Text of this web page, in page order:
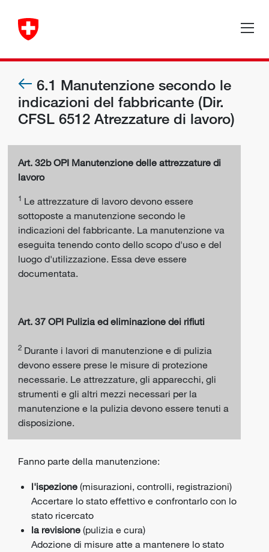
6.1 Manutenzione secondo le
indicazioni del fabbricante (Dir.
CFSL 6512 Atrezzature di lavoro)
Art. 32b OPI Manutenzione delle attrezzature di
lavoro
1 Le attrezzature di lavoro devono essere
sottoposte a manutenzione secondo le
indicazioni del fabbricante. La manutenzione va
eseguita tenendo conto dello scopo d'uso e del
luogo d'utilizzazione. Essa deve essere
documentata.
Art. 37 OPI Pulizia ed eliminazione dei rifiuti
2 Durante i lavori di manutenzione e di pulizia
devono essere prese le misure di protezione
necessarie. Le attrezzature, gli apparecchi, gli
strumenti e gli altri mezzi necessari per la
manutenzione e la pulizia devono essere tenuti a
disposizione.
Fanno parte della manutenzione:
l'ispezione (misurazioni, controlli, registrazioni)
Accertare lo stato effettivo e confrontarlo con lo
stato ricercato
la revisione (pulizia e cura)
Adozione di misure atte a mantenere lo stato